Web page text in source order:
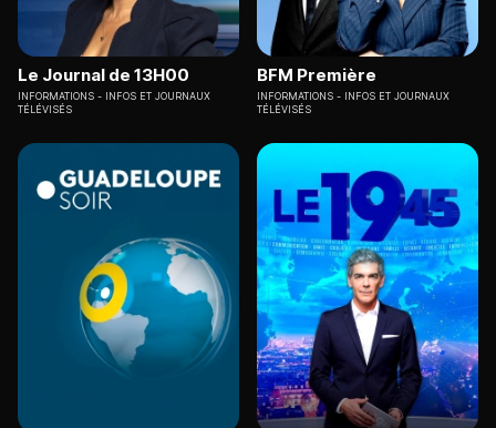
Le Journal de 13H00
INFORMATIONS
INFOS ET JOURNAUX
TÉLÉVISÉS
BFM Première
INFORMATIONS
INFOS ET JOURNAUX
TÉLÉVISÉS